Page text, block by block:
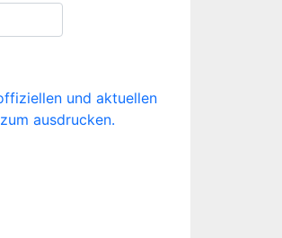
und aktuellen
ausdrucken.